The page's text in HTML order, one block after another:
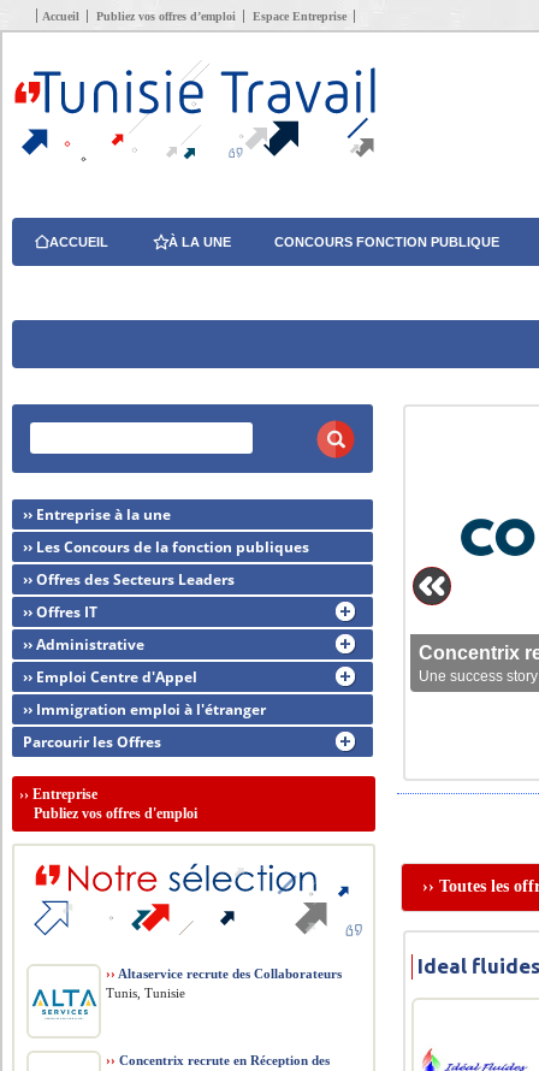
Accueil Publiez vos offres d’emploi Espace Entreprise
ACCUEIL À LA UNE CONCOURS FONCTION PUBLIQUE
Concentrix
Une success
›› Toutes les
Ideal
›› Entreprise à la une
›› Les Concours de la fonction publiques
›› Offres des Secteurs Leaders
›› Offres IT
›› Administrative
›› Emploi Centre d'Appel
›› Immigration emploi à l'étranger
Parcourir les Offres
››Entreprise
Publiez vos offres d'emploi
›› Altaservice recrute des Collaborateurs
Tunis, Tunisie
›› Concentrix recrute en Réception des